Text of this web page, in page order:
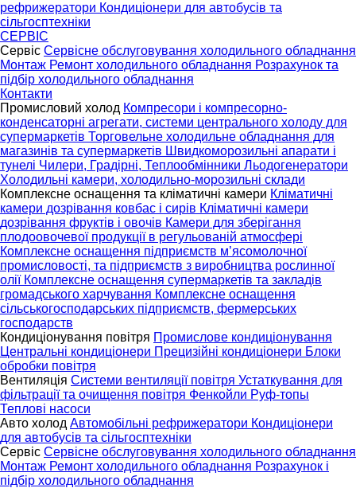
рефрижератори Кондиціонери для автобусів та
сільгосптехніки
СЕРВІС
Сервіс Сервісне обслуговування холодильного обладнання
Монтаж Ремонт холодильного обладнання Розрахунок та
підбір холодильного обладнання
Контакти
Промисловий холод Компресори і компресорно-
конденсаторні агрегати, системи центрального холоду для
супермаркетів Торговельне холодильне обладнання для
магазинів та супермаркетів Швидкоморозильні апарати і
тунелі Чилери, Градірні, Теплообмінники Льодогенератори
Холодильні камери, холодильно-морозильні склади
Комплексне оснащення та кліматичні камери Кліматичні
камери дозрівання ковбас і сирів Кліматичні камери
дозрівання фруктів і овочів Камери для зберігання
плодоовочевої продукції в регульованій атмосфері
Комплексне оснащення підприємств м’ясомолочної
промисловості, та підприємств з виробництва рослинної
олії Комплексне оснащення супермаркетів та закладів
громадського харчування Комплексне оснащення
сільськогосподарських підприємств, фермерських
господарств
Кондиціонування повітря Промислове кондиціонування
Центральні кондиціонери Прецизійні кондиціонери Блоки
обробки повітря
Вентиляція Системи вентиляції повітря Устаткування для
фільтрації та очищення повітря Фенкойли Руф-топы
Теплові насоси
Авто холод Автомобільні рефрижератори Кондиціонери
для автобусів та сільгосптехніки
Сервіс Сервісне обслуговування холодильного обладнання
Монтаж Ремонт холодильного обладнання Розрахунок і
підбір холодильного обладнання